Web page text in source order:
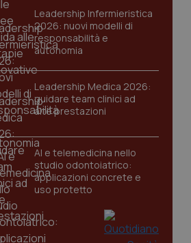
Leadership Infermieristica
2026: nuovi modelli di
responsabilità e
autonomia
Leadership Medica 2026:
guidare team clinici ad
alte prestazioni
AI e telemedicina nello
studio odontoiatrico:
applicazioni concrete e
uso protetto